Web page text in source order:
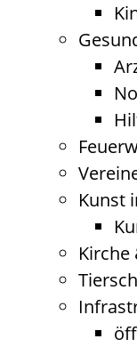
Kunst
Kirche